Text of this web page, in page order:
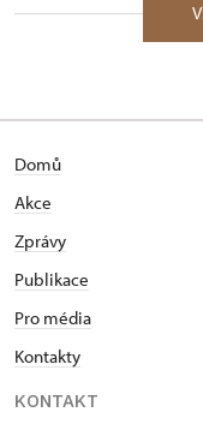
Domů
Akce
Zprávy
Publikace
Pro média
Kontakty
KONTAKT